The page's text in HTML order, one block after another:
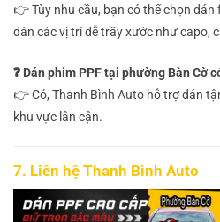
👉 Tùy nhu cầu, bạn có thể chọn dán
dán các vị trí dễ trầy xước như capo,
❓ Dán phim PPF tại phường Bàn Cờ
👉 Có, Thanh Bình Auto hỗ trợ dán
khu vực lân cận.
7. Liên hệ Thanh Bình Auto